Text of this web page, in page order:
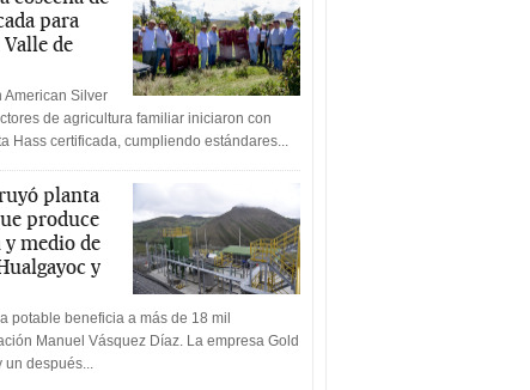
para
de
American Silver
de agricultura familiar iniciaron con
Hass certificada, cumpliendo estándares...
planta
produce
medio de
y
potable beneficia a más de 18 mil
Manuel Vásquez Díaz. La empresa Gold
un después...